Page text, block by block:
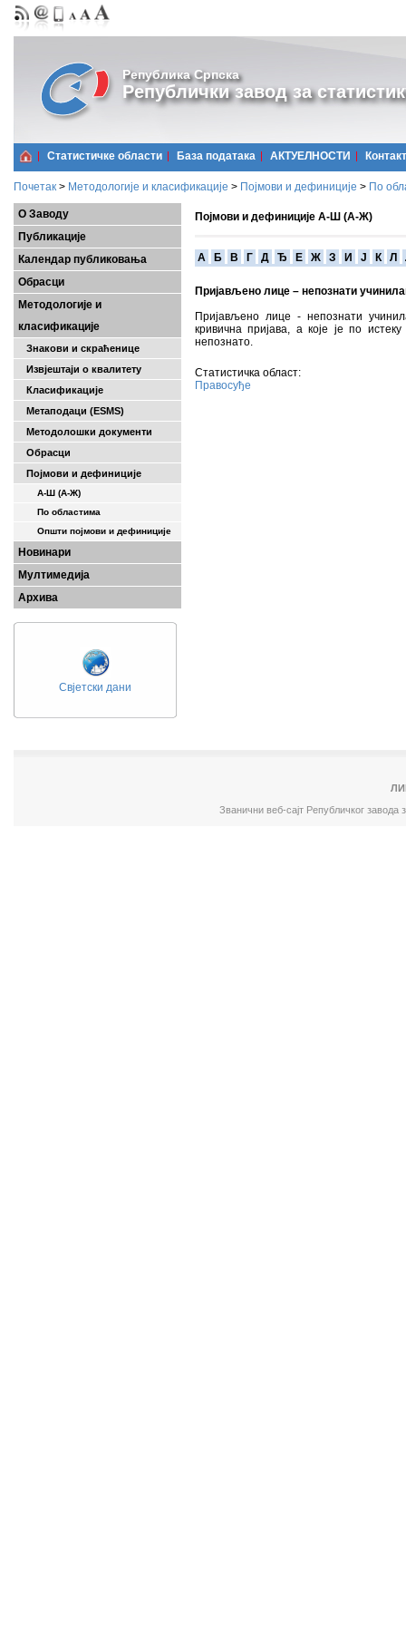
Република Српска
Републички завод за
Статистичке области Базa података АКТУЕЛНОСТИ Контакт
Почетак > Методологије и класификације > Појмови и дефиниције > По
О Заводу
Публикације
Календар публиковања
Обрасци
Методологије и
класификације
Знакови и скраћенице
Извјештаји о квалитету
Класификације
Метаподаци (ESMS)
Методолошки документи
Обрасци
Појмови и дефиниције
А-Ш (A-Ж)
По областима
Општи појмови и дефиниције
Новинари
Мултимедија
Архива
Свјетски дани
Појмови и дефиниције А-Ш (А-Ж)
A Б В Г Д Ђ Е Ж З И Ј К Л
Пријављено лице – непознати
Пријављено лице - непознати
кривична пријава, а које је по
непознато.
Статистичка област:
Правосуђе
Званични веб-сајт Републичког